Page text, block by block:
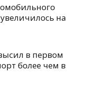
на
в первом
более чем в